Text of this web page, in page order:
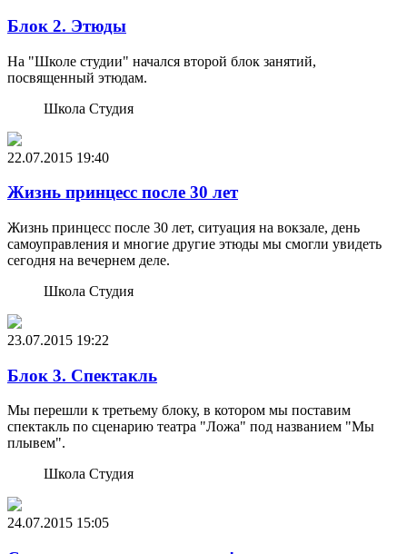
Блок 2. Этюды
На "Школе студии" начался второй блок занятий,
посвященный этюдам.
Школа Студия
22.07.2015 19:40
Жизнь принцесс после 30 лет
Жизнь принцесс после 30 лет, ситуация на вокзале, день
самоуправления и многие другие этюды мы смогли увидеть
сегодня на вечернем деле.
Школа Студия
23.07.2015 19:22
Блок 3. Спектакль
Мы перешли к третьему блоку, в котором мы поставим
спектакль по сценарию театра "Ложа" под названием "Мы
плывем".
Школа Студия
24.07.2015 15:05